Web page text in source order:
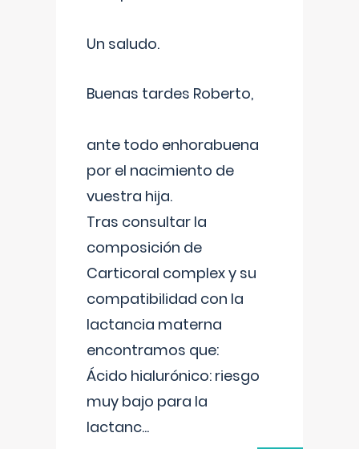
Un saludo.
Buenas tardes Roberto,
ante todo enhorabuena
por el nacimiento de
vuestra hija.
Tras consultar la
composición de
Carticoral complex y su
compatibilidad con la
lactancia materna
encontramos que:
Ácido hialurónico: riesgo
muy bajo para la
lactanc...